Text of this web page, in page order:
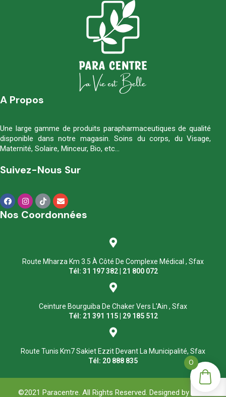
A Propos
Une large gamme de produits parapharmaceutiques de qualité
disponible dans notre magasin. Soins du corps, du Visage,
Maternité, Solaire, Minceur, Bio, etc…
Suivez-Nous Sur
Nos Coordonnées
Route Mharza Km 3.5 À Côté De Complexe Médical , Sfax
Tél: 31 197 382 | 21 800 072
Ceinture Bourguiba De Chaker Vers L'Ain , Sfax
Tél: 21 391 115 | 29 185 512
Route Tunis Km7 Sakiet Ezzit Devant La Municipalité, Sfax
Tél: 20 888 835
©2021 Paracentre. All Rights Reserved. Designed by
0